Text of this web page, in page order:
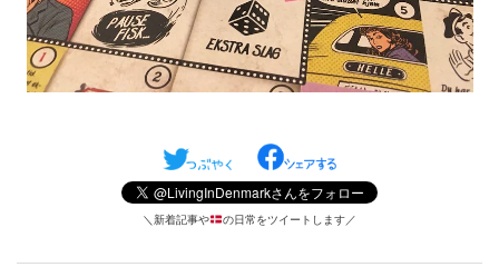
＼新着記事や の日常をツイートします／